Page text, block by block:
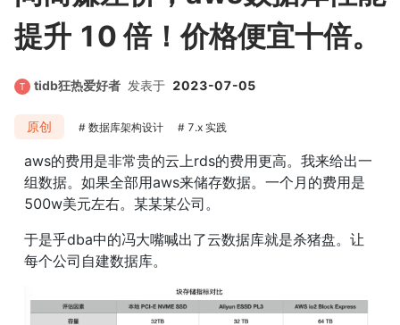
提升 10 倍！价格便宜十倍。
tidb狂热爱好者 发表于 2023-07-05
原创 数据库架构设计 7.x 实践
aws的费用是非常贵的云上rds的费用更高。我来给出一
组数据。如果全部用aws来储存数据。一个月的费用是
500w美元左右。某某某公司。
于是乎dba中的冯大嘴喊出了云数据库就是杀猪盘。让
每个公司自建数据库。